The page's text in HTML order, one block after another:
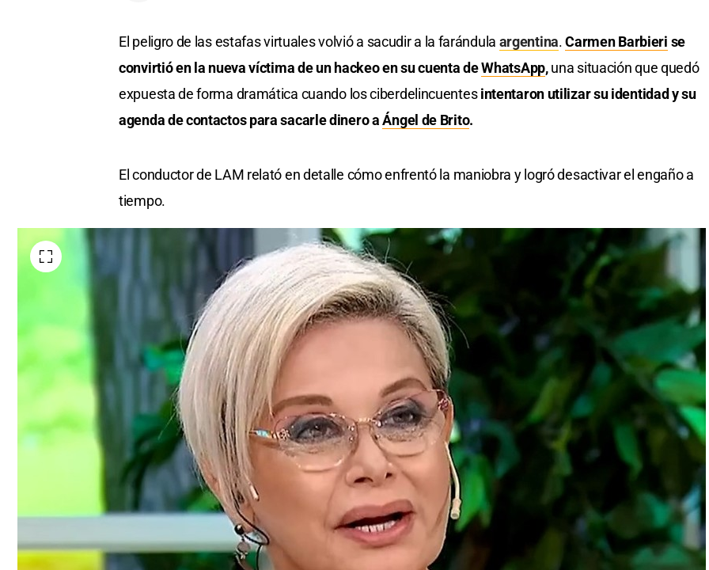
El peligro de las estafas virtuales volvió a sacudir a la farándula argentina.Carmen Barbieri se
convirtió en la nueva víctima de un hackeo en su cuenta deWhatsApp,una situación que quedó
expuesta de forma dramática cuando los ciberdelincuentesintentaron utilizar su identidad y su
agenda de contactos para sacarle dinero aÁngel de Brito.
El conductor de LAM relató en detalle cómo enfrentó la maniobra y logró desactivar el engaño a
tiempo.